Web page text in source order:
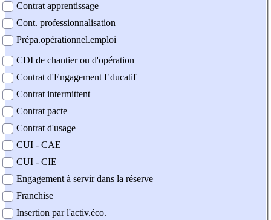
Contrat apprentissage
Cont. professionnalisation
Prépa.opérationnel.emploi
CDI de chantier ou d'opération
Contrat d'Engagement Educatif
Contrat intermittent
Contrat pacte
Contrat d'usage
CUI - CAE
CUI - CIE
Engagement à servir dans la réserve
Franchise
Insertion par l'activ.éco.